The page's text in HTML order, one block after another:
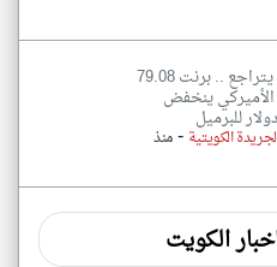
#النفط يتراجع .. برنت 79.08
الأميركي ينخفض
الكويتية -منذ
الكويت